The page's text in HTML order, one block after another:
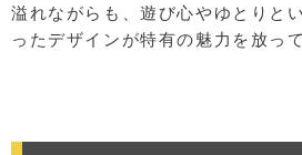
溢れながらも、遊び心やゆとりと
ったデザインが特有の魅力を放っ